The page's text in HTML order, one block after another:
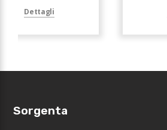
Dettagli
Sorgenta